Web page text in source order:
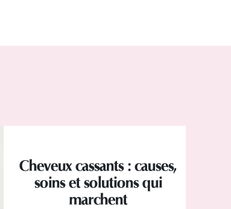
Cheveux cassants : causes,
soins et solutions qui
marchent